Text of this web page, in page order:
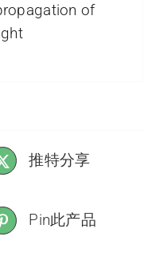
of
推特分享
Pin此产品